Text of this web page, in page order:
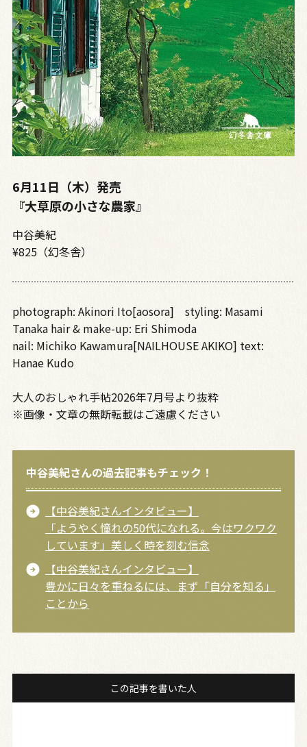
6月11日（木）発売
『大草原の小さな農家』
中谷美紀
¥825（幻冬舎）
photograph: Akinori Ito[aosora] styling: Masami
Tanaka hair & make-up: Eri Shimoda
nail: Michiko Kawamura[NAILHOUSE AKIKO] text:
Hanae Kudo
大人のおしゃれ手帖2026年7月号より抜粋
※画像・文章の無断転載はご遠慮ください
中谷美紀さんの過去記事もチェック！
【中谷美紀さんインタビュー】
「ようやく憧れの50代になれる。今はワクワク
しています」美しく時を刻む信念
【中谷美紀さんインタビュー】
豊かに日々を重ねるには、まず「自分を知る」
ことから
この記事を書いた人